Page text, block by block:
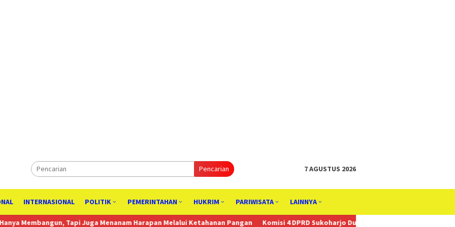
Pencarian 7 AGUSTUS 2026
INTERNASIONAL POLITIK PEMERINTAHAN HUKRIM PARIWISATA LAINNYA
Tapi Juga Menanam Harapan Melalui Ketahanan Pangan Komisi 4 DPRD Sukoharjo Dukung Anggaran Kebudayaan, Penggiat Budaya